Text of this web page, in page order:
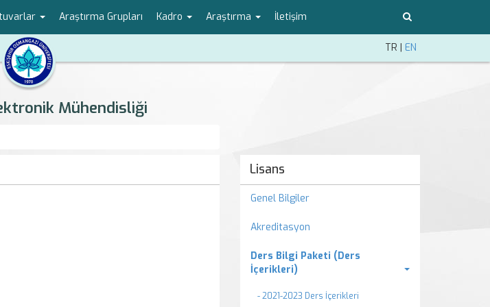
Araştırma Grupları Kadro Araştırma İletişim
TR | EN
Mühendisliği
Lisans
Genel Bilgiler
Akreditasyon
Ders Bilgi Paketi (Ders
İçerikleri)
- 2021-2023 Ders İçerikleri